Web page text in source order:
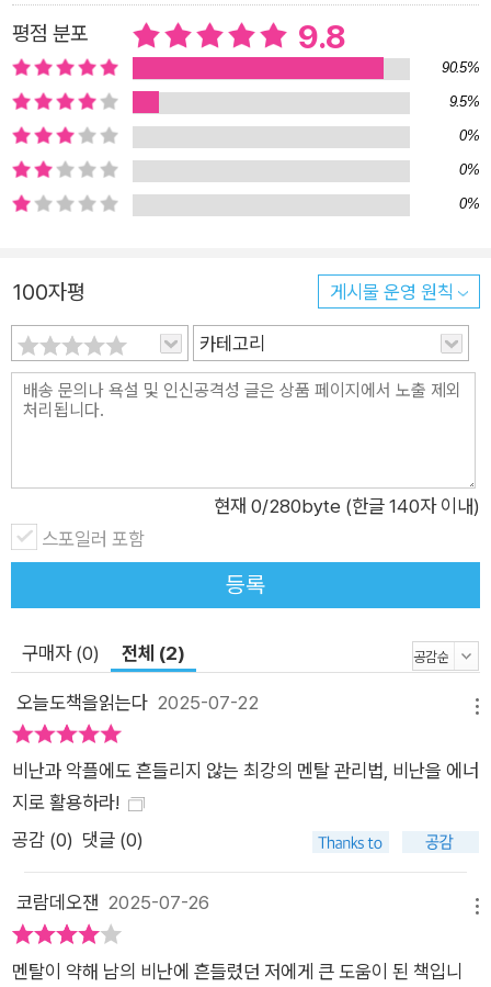
의적인 비난이라도, 마음 한구석에 찝찝한 감정을 남긴다. “내가
뭘 잘못했을까?”, “나한테 왜 저러지?” 같은 생각이 꼬리에 꼬리
를 물고 이어지며 기분이 가라앉고, 결국에는 하지 않아도 될 고
민 속에서 시간을 허비하기도 한다. 하지만 생각해 보자. 길을 가
다가 개가 짖었다고 해서 우리는 “왜 저 개는 나한테 짖었을까?”
하고 하루 종일 고민하지 않는다. 그냥 개가 짖었을 뿐이다. 우리
가 받는 비난과 험담도 사실 그와 다르지 않다. 그렇다면 왜 우리
부터 우리는 ‘남에게 상처 주는 말을 하면 안 된다’라고 배웠지만,
세상은 그런 교육과 정반대로 흘러간다. 어디서든 비난하는 사람
이 있고, 이유 없는 험담과 악플은 사회에서 사라질 기미가 보이
지 않는다. 아무리 올바르게 행동해도 누군가는 싫어할 것이고,
욕설과 비난, 악플, 험담이 난무하는 세상에서 마음을 지키고, 나
아가 그것을 성장의 에너지로 삼는 법을 심리학적 원리와 경험을
바탕으로 풀어낸다. 욕먹어도 타격감 제로! 작가는 자신이 한때
남의 시선을 지나치게 의식하며 살아왔던 사람이라고 고백한다.
같은 생각으로 스스로를 괴롭히던 과거를 돌아보며, 어떻게 하면
기 시작했다. 그는 심리학을 전공하고, 수많은 자기계발서를 탐독
하며, 실제로 사고방식을 변화시키는 실험을 거듭했다. 그리고 깨
달았다. 중요한 것은 유전자도, 환경도 아닌 ‘받아들이는 방식’이
라는 것을. 비난을 마주했을 때 우리는 무너지는 대신, 새로운 관
점을 취할 수 있다. 욕을 한다는 것은 상대방이 감정을 조절하지
못한다는 뜻이기도 하다. 즉, 그것은 ‘그 사람의 문제’이지 ‘나의
문제’가 아니다. 악플을 다는 사람은 그 자체로 자신이 불행하다
는 신호를 보내는 것이다. 남의 평가에 따라 나의 가치를 결정하
는 것이 아니라, 스스로 나의 가치를 정하는 연습이 필요하다. 그
평점 분포 9.8
90.5%
9.5%
0%
0%
0%
100자평 게시물 운영 원칙
카테고리
현재 0/280byte (한글 140자 이내)
스포일러 포함
등록
구매자 (0) 전체 (2)
오늘도책을읽는다 2025-07-22
비난과 악플에도 흔들리지 않는 최강의 멘탈 관리법, 비난을 에너
지로 활용하라!
공감 (0) 댓글 (0)
코람데오잰 2025-07-26
멘탈이 약해 남의 비난에 흔들렸던 저에게 큰 도움이 된 책입니